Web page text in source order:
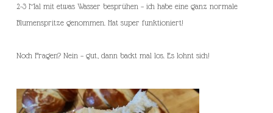
2-3 Mal mit etwas Wasser besprühen – ich habe eine ganz normale
Blumenspritze genommen. Hat super funktioniert!
Noch Fragen? Nein – gut, dann backt mal los. Es lohnt sich!